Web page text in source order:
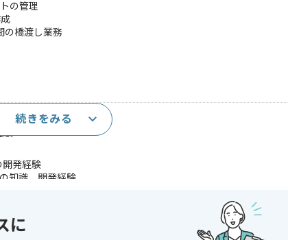
の管理
の橋渡し業務
験
開発経験
知識、開発経験
ルの開発経験
申し込み可能なケースもございます！まずはお気軽にご相談ください！
続きをみる
に